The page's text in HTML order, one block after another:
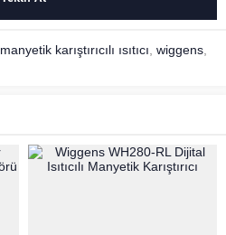
manyetik karıştırıcılı ısıtıcı wiggens